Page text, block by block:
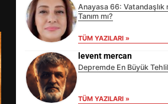
Anayasa 66: Vatandaşlık
Tanım mı?
TÜM YAZILARI »
levent mercan
Depremde En Büyük
TÜM YAZILARI »
3
DEĞİŞECEK?